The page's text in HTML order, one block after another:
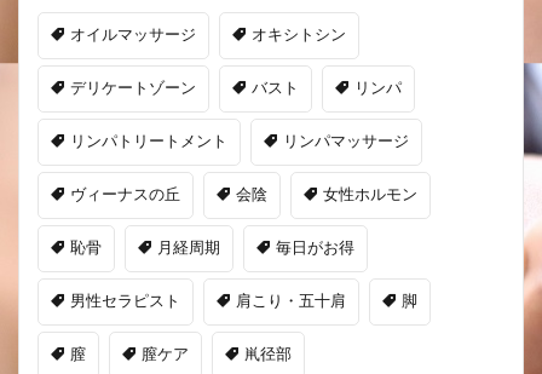
オイルマッサージ オキシトシン
デリケートゾーン バスト リンパ
リンパトリートメント リンパマッサージ
ヴィーナスの丘 会陰 女性ホルモン
恥骨 月経周期 毎日がお得
男性セラピスト 肩こり・五十肩 脚
膣 膣ケア 鼡径部